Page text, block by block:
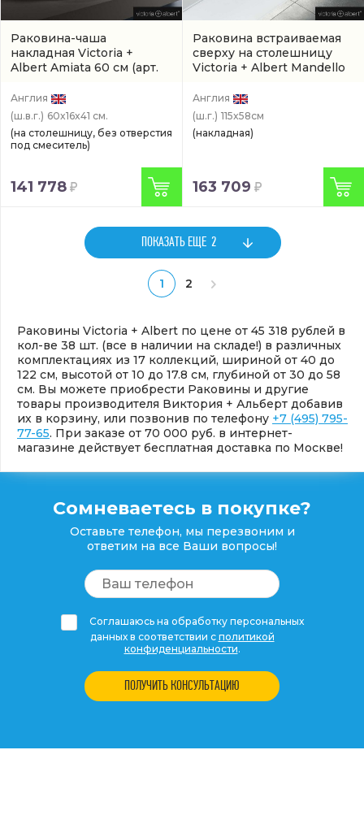
Раковина-чаша
накладная Victoria +
Albert Amiata 60 см (арт.
Англия
(ш.в.г.) 60x16x41 см.
(на столешницу, без отверстия
под смеситель)
141 778
Раковина встраиваемая
сверху на столешницу
Victoria + Albert Mandello
IO)
Англия
(ш.г.) 115x58см
(накладная)
163 709
ПОКАЗАТЬ ЕЩЕ 2
1 2
Раковины Victoria + Albert по цене от 45 318 рублей в
кол-ве 38 шт. (все в наличии на складе!) в различных
комплектациях из 17 коллекций, шириной от 40 до
122 см, высотой от 10 до 17.8 см, глубиной от 30 до 58
см. Вы можете приобрести Раковины и другие
товары производителя Виктория + Альберт добавив
их в корзину, или позвонив по телефону +7 (495) 795-
77-65. При заказе от 70 000 руб. в интернет-
магазине действует бесплатная доставка по Москве!
Сомневаетесь в покупке?
Оставьте телефон, мы перезвоним и
ответим на все Ваши вопросы!
Соглашаюсь на обработку персональных
данных в соответствии с политикой
конфиденциальности.
ПОЛУЧИТЬ КОНСУЛЬТАЦИЮ